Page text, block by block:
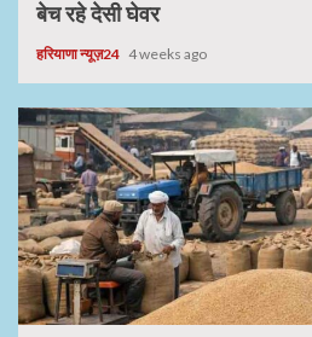
बेच रहे देसी घेवर
हरियाणा न्यूज़24 4 weeks ago